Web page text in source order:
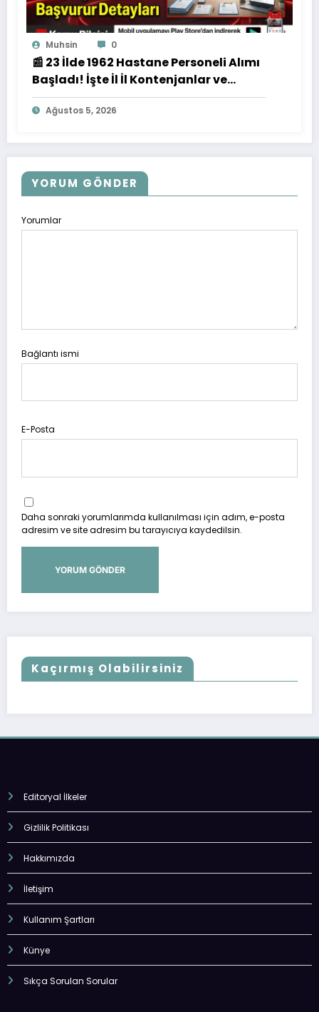
Muhsin 0
📰 23 İlde 1962 Hastane Personeli Alımı
Başladı! İşte İl İl Kontenjanlar ve
Başvuru Detayları
Ağustos 5, 2026
YORUM GÖNDER
Yorumlar
Bağlantı ismi
E-Posta
Daha sonraki yorumlarımda kullanılması için adım, e-posta
adresim ve site adresim bu tarayıcıya kaydedilsin.
Kaçırmış Olabilirsiniz
Editoryal İlkeler
Gizlilik Politikası
Hakkımızda
İletişim
Kullanım Şartları
Künye
Sıkça Sorulan Sorular